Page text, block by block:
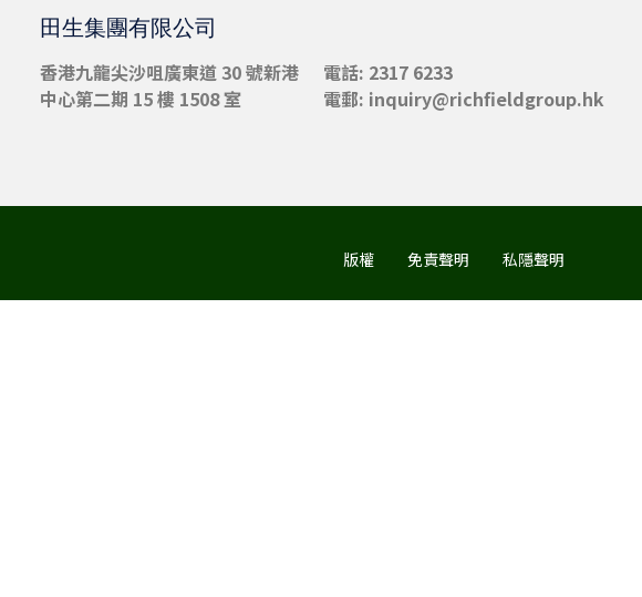
田生集團有限公司
香港九龍尖沙咀廣東道 30 號新港
中心第二期 15 樓 1508 室
電話: 2317 6233
電郵: inquiry@richfieldgroup.hk
版權 免責聲明 私隱聲明